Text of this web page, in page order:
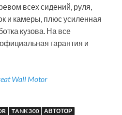
всех сидений, руля,
и камеры, плюс усиленная
кузова. На все
гарантия и
Wall Motor
TANK 300 АВТОТОР